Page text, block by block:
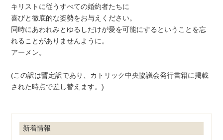
キリストに従うすべての婚約者たちに
喜びと徹底的な姿勢をお与えください。
同時にあわれみとゆるしだけが愛を可能にするということを忘
れることがありませんように。
アーメン。
(この訳は暫定訳であり、カトリック中央協議会発行書籍に掲載
された時点で差し替えます。)
新着情報